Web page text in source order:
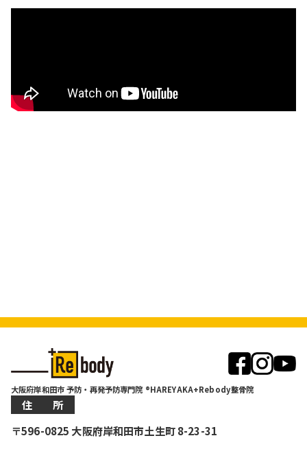
大阪府岸和田市 予防・再発予防専門院 ®HAREYAKA+Rebody整骨院
住 所
〒596-0825 大阪府岸和田市土生町 8-23-31